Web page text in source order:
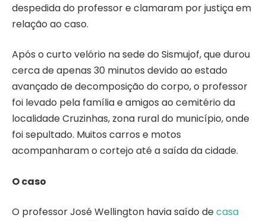
despedida do professor e clamaram por justiça em
relação ao caso.
Após o curto velório na sede do Sismujof, que durou
cerca de apenas 30 minutos devido ao estado
avançado de decomposição do corpo, o professor
foi levado pela família e amigos ao cemitério da
localidade Cruzinhas, zona rural do município, onde
foi sepultado. Muitos carros e motos
acompanharam o cortejo até a saída da cidade.
O caso
O professor José Wellington havia saído decasa